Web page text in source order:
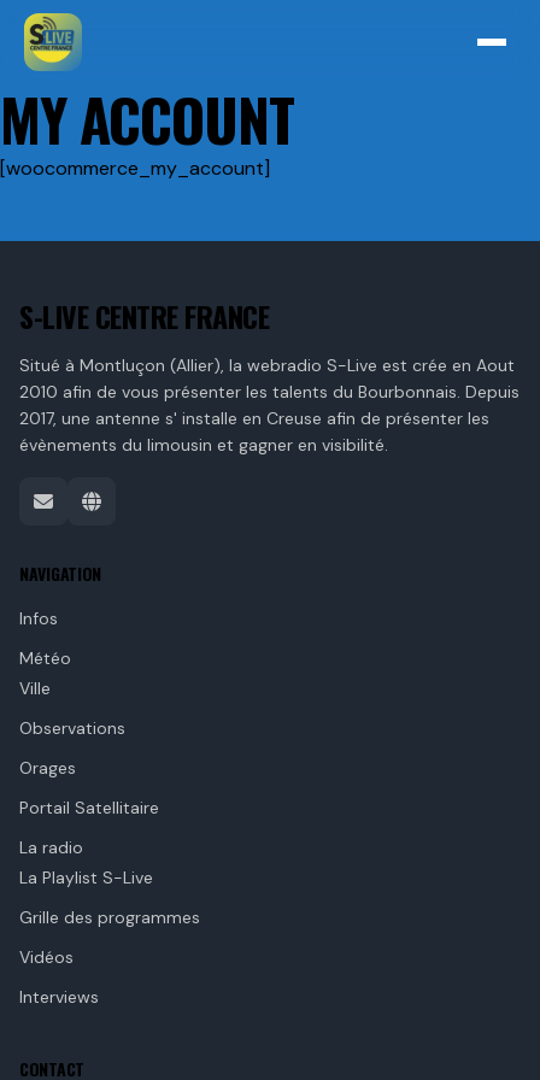
MY ACCOUNT
[woocommerce_my_account]
S-LIVE CENTRE FRANCE
Situé à Montluçon (Allier), la webradio S-Live est crée en Aout
2010 afin de vous présenter les talents du Bourbonnais. Depuis
2017, une antenne s' installe en Creuse afin de présenter les
évènements du limousin et gagner en visibilité.
NAVIGATION
Infos
Météo
Ville
Observations
Orages
Portail Satellitaire
La radio
La Playlist S-Live
Grille des programmes
Vidéos
Interviews
CONTACT